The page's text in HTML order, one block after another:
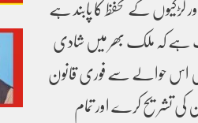
کے تحفظ کا پابند ہے
ہے کہ ملک بھر میں شادی
حکومتیں اس حوالے سے فوری قانون
تشریح کرے اور تمام